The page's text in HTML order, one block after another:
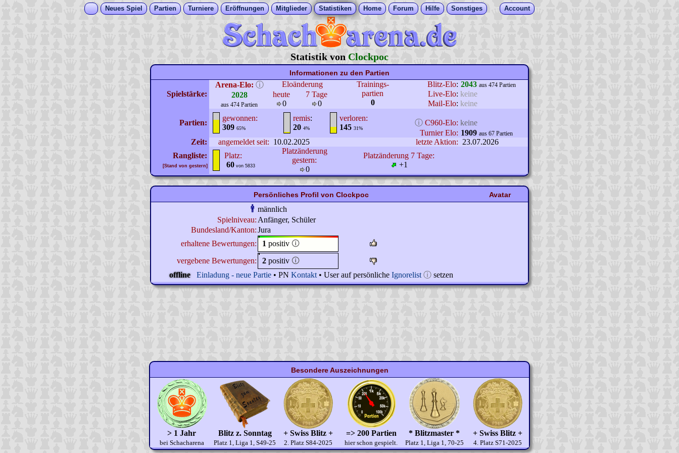
Neues Spiel Partien Turniere Eröffnungen Mitglieder Statistiken Home Forum Hilfe Sonstiges Account
Statistik von Clockpoc
Informationen zu den Partien
Spielstärke:
Arena-Elo: ⓘ
2028
aus 474 Partien
Eloänderung
Trainings-
partien
0
Blitz-Elo: 2043 aus 474 Partien
heute
0
7 Tage
0
Live-Elo: keine
Mail-Elo: keine
Partien:
gewonnen:
309 65%
remis:
20 4%
verloren:
145 31%
ⓘ C960-Elo: keine
Turnier Elo: 1909 aus 67 Partien
Zeit: angemeldet seit: 10.02.2025 letzte Aktion: 23.07.2026
Rangliste:
[Stand von gestern]
Platz:
60 von 5833
Platzänderung
gestern:
0
Platzänderung 7 Tage:
+1
Persönliches Profil von Clockpoc Avatar
männlich
Spielniveau: Anfänger, Schüler
Bundesland/Kanton:Jura
erhaltene Bewertungen:
1 positiv 🛈
vergebene Bewertungen:
2 positiv 🛈
offline
Einladung - neue Partie • PN Kontakt • User auf persönliche Ignorelist ⓘ setzen
Besondere Auszeichnungen
> 1 Jahr
bei Schacharena
Blitz z. Sonntag
Platz 1, Liga 1, S49-25
+ Swiss Blitz +
2. Platz S84-2025
=> 200 Partien
hier schon gespielt.
* Blitzmaster *
Platz 1, Liga 1, 70-25
+ Swiss Blitz +
4. Platz S71-2025